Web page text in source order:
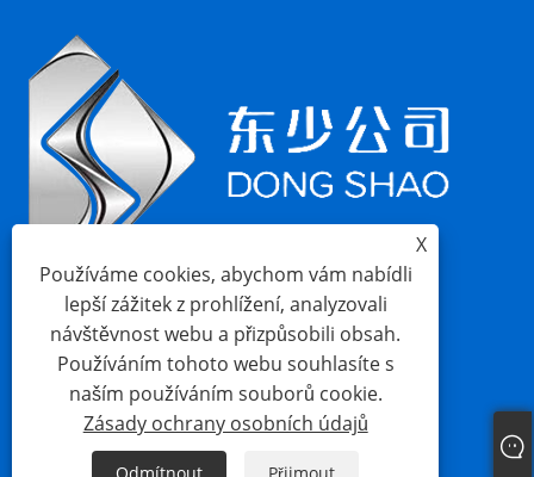
Sitemap RSS
XML
Zásady ochrany osobních údajů
X
Používáme cookies, abychom vám nabídli
lepší zážitek z prohlížení, analyzovali
návštěvnost webu a přizpůsobili obsah.
Používáním tohoto webu souhlasíte s
naším používáním souborů cookie.
Zásady ochrany osobních údajů